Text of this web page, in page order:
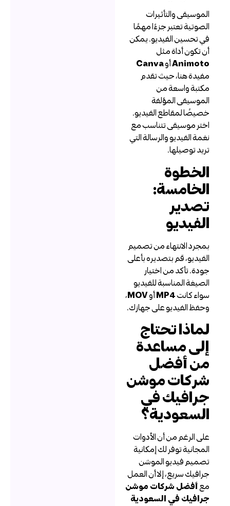
الموسيقى والتأثيرات
الصوتية تعتبر جزءًا مهمًا
في تحسين الفيديو. يمكن
أن تكون أداة مثل
AnimotoأوCanva
مفيدة هنا، حيث تقدم
مكتبة واسعة من
الموسيقى المؤلفة
خصيصًا لمقاطع الفيديو.
اختر موسيقى تتناسب مع
نغمة الفيديو والرسالة التي
تريد توصيلها.
الخطوة
الخامسة:
تصدير
الفيديو
بمجرد الانتهاء من تصميم
الفيديو، قم بتصديره بأعلى
جودة. تأكد من اختيار
الصيغة المناسبة للفيديو
سواء كانتMP4أوMOV،
وحفظ الفيديو على جهازك.
لماذا تحتاج
إلى مساعدة
من أفضل
شركات موشن
جرافيك في
السعودية؟
على الرغم من أن الأدوات
المجانية توفر لك إمكانية
تصميم فيديو الموشن
جرافيك سريع، إلا أن العمل
أفضل شركات موشن
جرافيك في السعودية